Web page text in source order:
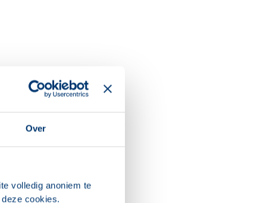
Over
volledig anoniem te
cookies.